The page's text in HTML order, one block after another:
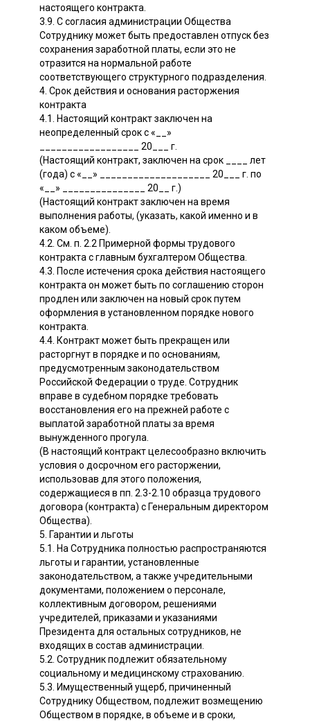
настоящего контракта.
3.9. С согласия администрации Общества
Сотруднику может быть предоставлен отпуск без
сохранения заработной платы, если это не
отразится на нормальной работе
соответствующего структурного подразделения.
4. Срок действия и основания расторжения
контракта
4.1. Настоящий контракт заключен на
неопределенный срок с «__»
__________________ 20___ г.
(Настоящий контракт, заключен на срок ____ лет
(года) с «__» ____________________ 20___ г. по
«__» _______________ 20__ г.)
(Настоящий контракт заключен на время
выполнения работы, (указать, какой именно и в
каком объеме).
4.2. См. п. 2.2 Примерной формы трудового
контракта с главным бухгалтером Общества.
4.3. После истечения срока действия настоящего
контракта он может быть по соглашению сторон
продлен или заключен на новый срок путем
оформления в установленном порядке нового
контракта.
4.4. Контракт может быть прекращен или
расторгнут в порядке и по основаниям,
предусмотренным законодательством
Российской Федерации о труде. Сотрудник
вправе в судебном порядке требовать
восстановления его на прежней работе с
выплатой заработной платы за время
вынужденного прогула.
(В настоящий контракт целесообразно включить
условия о досрочном его расторжении,
использовав для этого положения,
содержащиеся в пп. 2.3-2.10 образца трудового
договора (контракта) с Генеральным директором
Общества).
5. Гарантии и льготы
5.1. На Сотрудника полностью распространяются
льготы и гарантии, установленные
законодательством, а также учредительными
документами, положением о персонале,
коллективным договором, решениями
учредителей, приказами и указаниями
Президента для остальных сотрудников, не
входящих в состав администрации.
5.2. Сотрудник подлежит обязательному
социальному и медицинскому страхованию.
5.3. Имущественный ущерб, причиненный
Сотруднику Обществом, подлежит возмещению
Обществом в порядке, в объеме и в сроки,